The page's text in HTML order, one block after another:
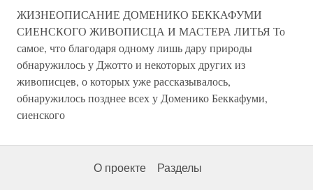
ЖИЗНЕОПИСАНИЕ ДОМЕНИКО БЕККАФУМИ
СИЕНСКОГО ЖИВОПИСЦА И МАСТЕРА ЛИТЬЯ То
самое, что благодаря одному лишь дару природы
обнаружилось у Джотто и некоторых других из
живописцев, о которых уже рассказывалось,
обнаружилось позднее всех у Доменико Беккафуми,
сиенского
О проекте Разделы